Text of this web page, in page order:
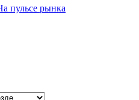
пульсе рынка